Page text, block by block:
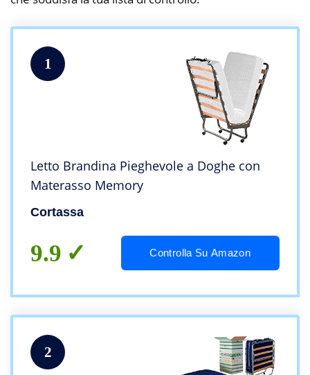
1
Letto Brandina Pieghevole a Doghe con
Materasso Memory
Cortassa
9.9 Controlla Su Amazon
2